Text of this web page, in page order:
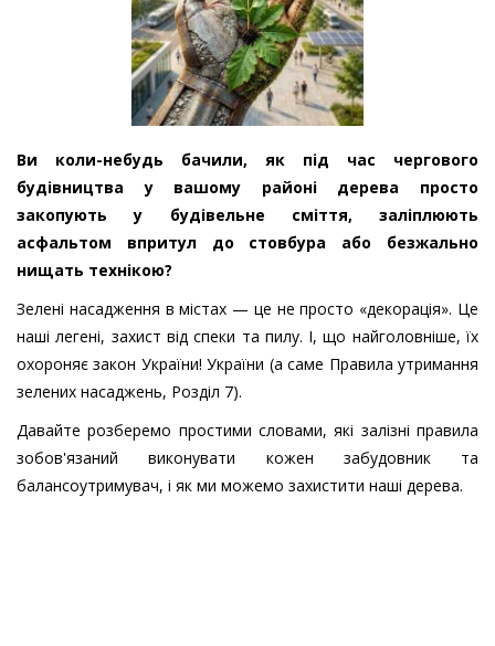
Ви коли-небудь бачили, як під час чергового
будівництва у вашому районі дерева просто
закопують у будівельне сміття, заліплюють
асфальтом впритул до стовбура або безжально
нищать технікою?
Зелені насадження в містах — це не просто «декорація». Це
наші легені, захист від спеки та пилу. І, що найголовніше, їх
охороняє закон України! України (а саме Правила утримання
зелених насаджень, Розділ 7).
Давайте розберемо простими словами, які залізні правила
зобов'язаний виконувати кожен забудовник та
балансоутримувач, і як ми можемо захистити наші дерева.